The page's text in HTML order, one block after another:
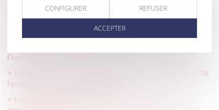
quand commence la prescription ?
Procréation médicalement assistée et décès du conjoint
: est-ce la fin du projet parental ?
France ?
Reconnaissance des jugements étrangers : les limites de
l’exequatur en matière d’adoption
La désuétude de l’article 30-3 du Code civil est
CONFIGURER REFUSER
ACCEPTER